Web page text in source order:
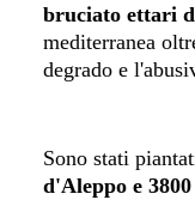
bruciato ettari
mediterranea
degrado e
Sono stati
d'Aleppo e